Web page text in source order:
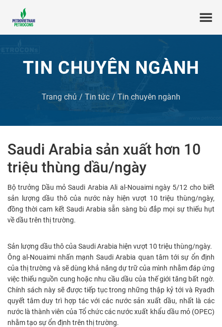
TIN CHUYÊN NGÀNH
Trang chủ Tin tức Tin chuyên ngành
Saudi Arabia sản xuất hơn 10
triệu thùng dầu/ngày
Bộ trưởng Dầu mỏ Saudi Arabia Ali al-Nouaimi ngày 5/12 cho biết
sản lượng dầu thô của nước này hiện vượt 10 triệu thùng/ngày,
đồng thời cam kết Saudi Arabia sẵn sàng bù đắp mọi sự thiếu hụt
về dầu trên thị trường.
Sản lượng dầu thô của Saudi Arabia hiện vượt 10 triệu thùng/ngày.
Ông al-Nouaimi nhấn mạnh Saudi Arabia quan tâm tới sự ổn định
của thị trường và sẽ dùng khả năng dự trữ của mình nhằm đáp ứng
việc thiếu nguồn cung hoặc nhu cầu dầu của thế giới tăng bất ngờ.
Chính sách này sẽ được tiếp tục trong những thập kỷ tới và Ryadh
quyết tâm duy trì hợp tác với các nước sản xuất dầu, nhất là các
nước là thành viên của Tổ chức các nước xuất khẩu dầu mỏ (OPEC)
nhằm tạo sự ổn định trên thị trường.